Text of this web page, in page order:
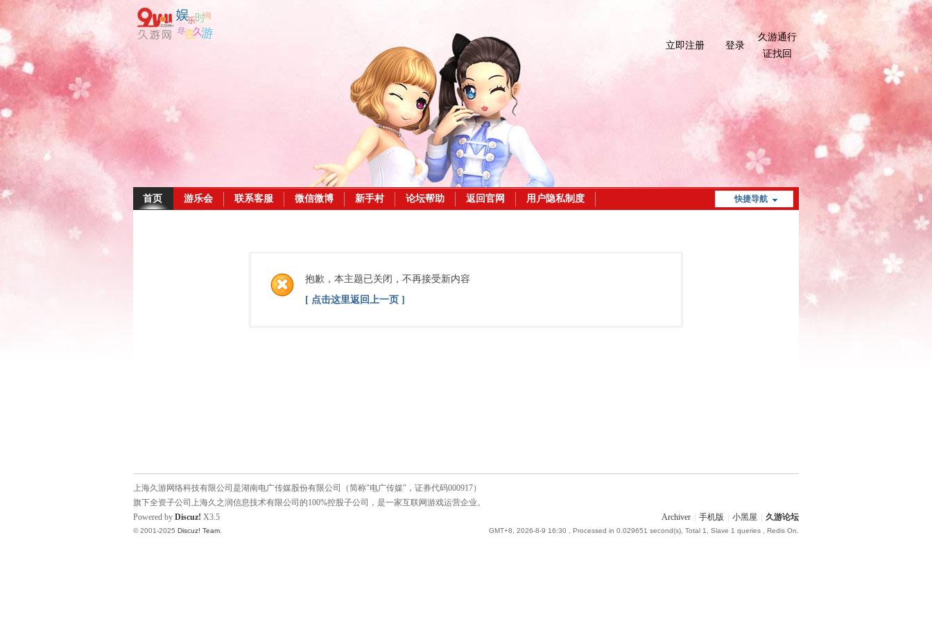
立即注册 登录
久游通行
证找回
快捷导航
首页 游乐会 联系客服 微信微博 新手村 论坛帮助 返回官网 用户隐私制度
抱歉，本主题已关闭，不再接受新内容
[ 点击这里返回上一页 ]
上海久游网络科技有限公司是湖南电广传媒股份有限公司（简称"电广传媒"，证券代码000917）
旗下全资子公司上海久之润信息技术有限公司的100%控股子公司，是一家互联网游戏运营企业。
Archiver
手机版 小黑屋 久游论坛
GMT+8, 2026-8-9 16:30 , Processed in 0.029651 second(s), Total 1, Slave 1 queries , Redis On.
Powered by Discuz! X3.5
© 2001-2025 Discuz! Team